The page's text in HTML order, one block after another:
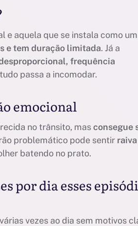
aquela que se instala como um
e tem duração limitada. Já a
frequência
passa a incomodar.
emocional
no trânsito, masconsegue
problemático pode sentir raiva
batendo no prato.
por dia esses
vezes ao dia sem motivos